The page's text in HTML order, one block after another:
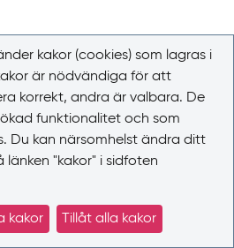
kakor (cookies) som lagras i
är nödvändiga för att
korrekt, andra är valbara. De
funktionalitet och som
Du kan närsomhelst ändra ditt
"kakor" i sidfoten
kakor Tillåt alla kakor